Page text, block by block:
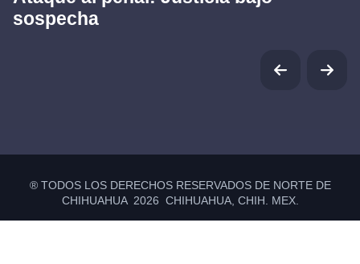
sospecha
® TODOS LOS DERECHOS RESERVADOS DE NORTE DE
CHIHUAHUA 2026 CHIHUAHUA, CHIH. MEX.